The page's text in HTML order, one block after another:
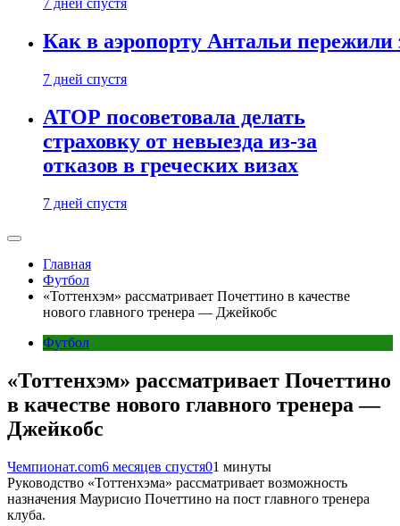
7 дней спустя
Как в аэропорту Антальи
7 дней спустя
АТОР посоветовала делать
страховку от невыезда из-за
отказов в греческих визах
7 дней спустя
Главная
Футбол
«Тоттенхэм» рассматривает Почеттино в качестве
нового главного тренера — Джейкобс
Футбол
«Тоттенхэм» рассматривает Почеттино
в качестве нового главного тренера —
Джейкобс
Чемпионат.com6 месяцев спустя01 минуты
Руководство «Тоттенхэма» рассматривает возможность
назначения Маурисио Почеттино на пост главного тренера
клуба.